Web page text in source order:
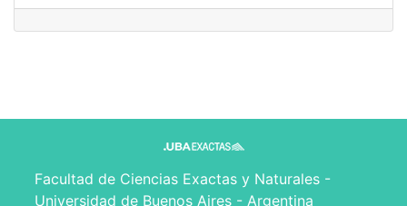
Facultad de Ciencias Exactas y Naturales -
Universidad de Buenos Aires - Argentina